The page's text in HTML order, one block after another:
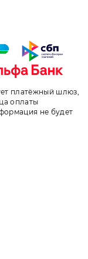
платёжный шлюз,
оплаты
не будет